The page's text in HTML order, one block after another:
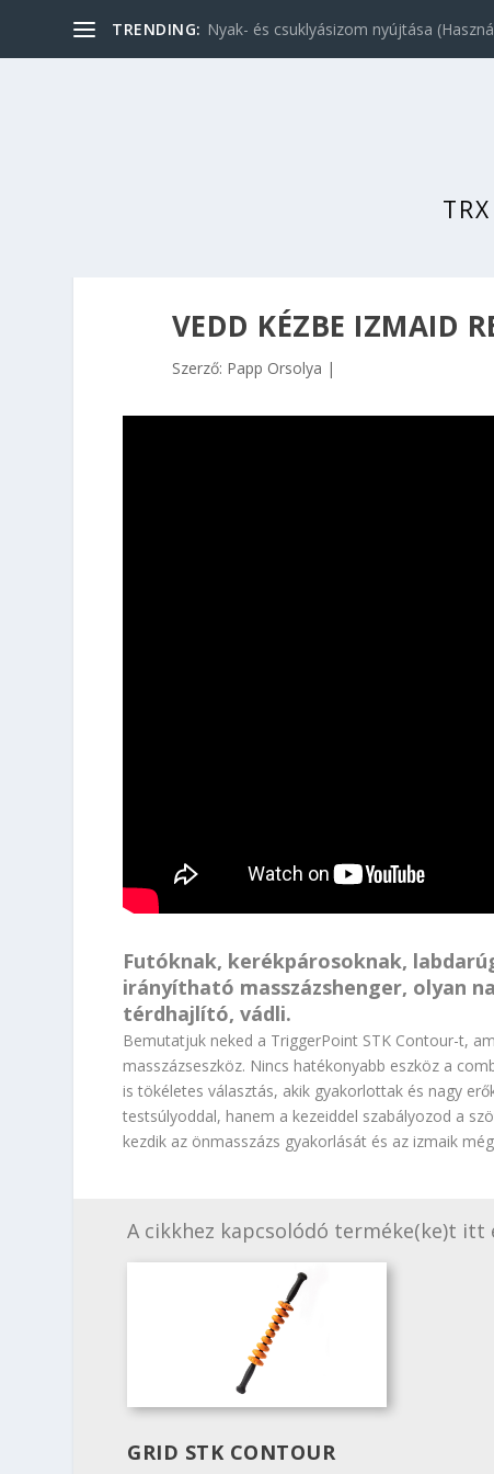
TRENDING: Nyak- és csuklyásizom nyújtása
VEDD KÉZBE IZMAID
Szerző: Papp Orsolya
Futóknak, kerékpárosoknak,
irányítható masszázshenger, olyan
térdhajlító, vádli.
Bemutatjuk neked a TriggerPoint STK Contour-t,
masszázseszköz. Nincs hatékonyabb eszköz a
is tökéletes választás, akik gyakorlottak és nagy
testsúlyoddal, hanem a kezeiddel szabályozod a
kezdik az önmasszázs gyakorlását és az izmaik
A cikkhez kapcsolódó terméke(ke)t itt
GRID STK CONTOUR